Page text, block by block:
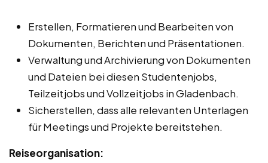
Erstellen, Formatieren und Bearbeiten von
Dokumenten, Berichten und Präsentationen.
Verwaltung und Archivierung von Dokumenten
und Dateien bei diesen Studentenjobs,
Teilzeitjobs und Vollzeitjobs in Gladenbach.
Sicherstellen, dass alle relevanten Unterlagen
für Meetings und Projekte bereitstehen.
Reiseorganisation: